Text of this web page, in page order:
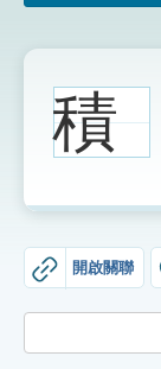
生字詞彙表
積
開啟關聯